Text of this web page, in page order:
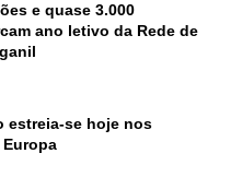
e quase 3.000
ano letivo da Rede de
estreia-se hoje nos